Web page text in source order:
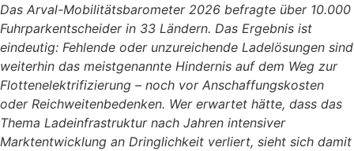
Das Arval-Mobilitätsbarometer 2026 befragte über 10.000
Fuhrparkentscheider in 33 Ländern. Das Ergebnis ist
eindeutig: Fehlende oder unzureichende Ladelösungen sind
weiterhin das meistgenannte Hindernis auf dem Weg zur
Flottenelektrifizierung – noch vor Anschaffungskosten
oder Reichweitenbedenken. Wer erwartet hätte, dass das
Thema Ladeinfrastruktur nach Jahren intensiver
Marktentwicklung an Dringlichkeit verliert, sieht sich damit